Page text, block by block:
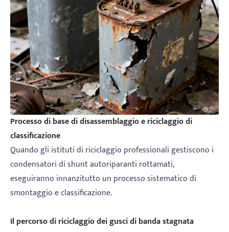
Processo di base di disassemblaggio e riciclaggio di
classificazione
Quando gli istituti di riciclaggio professionali gestiscono i
condensatori di shunt autoriparanti rottamati,
eseguiranno innanzitutto un processo sistematico di
smontaggio e classificazione.
Il percorso di riciclaggio dei gusci di banda stagnata